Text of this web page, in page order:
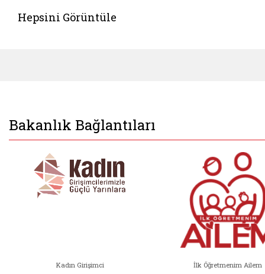
Hepsini Görüntüle
Bakanlık Bağlantıları
Kadın Girişimci İlk Öğretmenim Ailem